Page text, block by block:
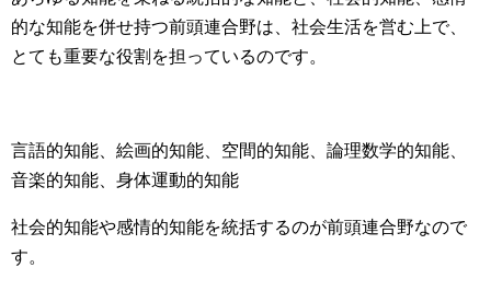
的な知能を併せ持つ前頭連合野は、社会生活を営む上で、
とても重要な役割を担っているのです。
言語的知能、絵画的知能、空間的知能、論理数学的知能、
音楽的知能、身体運動的知能
社会的知能や感情的知能を統括するのが前頭連合野なので
す。